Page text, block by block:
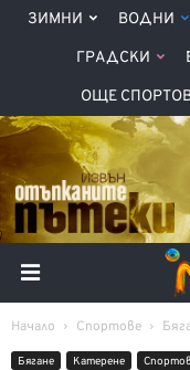
ЗИМНИ ВОДНИ
ГРАДСКИ
ОЩЕ
Начало Спортове
Бягане Катерене